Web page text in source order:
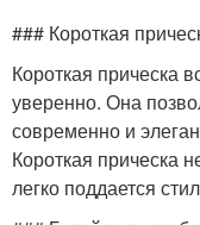
### Короткая
Короткая прическа
уверенно. Она
современно и
Короткая прическа
легко поддается